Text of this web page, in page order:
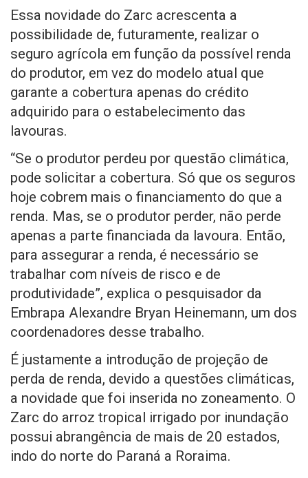
Essa novidade do Zarc acrescenta a
possibilidade de, futuramente, realizar o
seguro agrícola em função da possível renda
do produtor, em vez do modelo atual que
garante a cobertura apenas do crédito
adquirido para o estabelecimento das
lavouras.
“Se o produtor perdeu por questão climática,
pode solicitar a cobertura. Só que os seguros
hoje cobrem mais o financiamento do que a
renda. Mas, se o produtor perder, não perde
apenas a parte financiada da lavoura. Então,
para assegurar a renda, é necessário se
trabalhar com níveis de risco e de
produtividade”, explica o pesquisador da
Embrapa Alexandre Bryan Heinemann, um dos
coordenadores desse trabalho.
É justamente a introdução de projeção de
perda de renda, devido a questões climáticas,
a novidade que foi inserida no zoneamento. O
Zarc do arroz tropical irrigado por inundação
possui abrangência de mais de 20 estados,
indo do norte do Paraná a Roraima.